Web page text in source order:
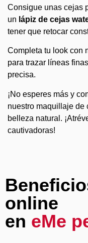
Consigue unas cejas
un lápiz de cejas
tener que retocar
Completa tu look con
para trazar líneas
precisa.
¡No esperes más y
nuestro maquillaje de
belleza natural.
cautivadoras!
online
en eMe